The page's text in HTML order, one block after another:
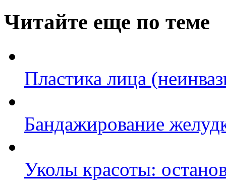
Читайте еще по теме
Пластика лица
Бандажирование
Уколы красоты: